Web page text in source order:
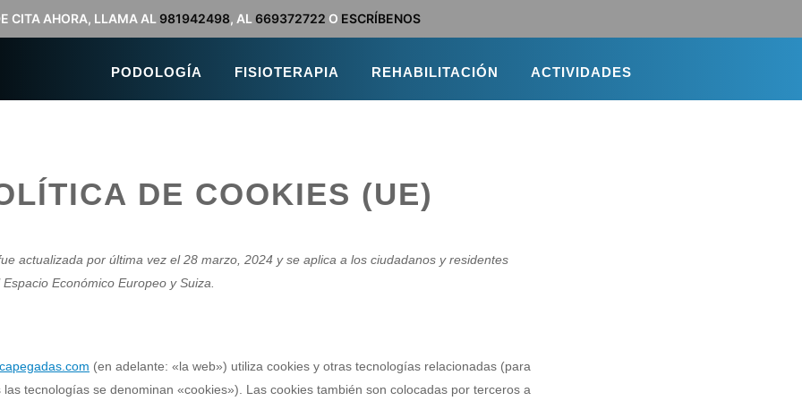
CITA AHORA, LLAMA AL 981942498, AL 669372722 O ESCRÍBENOS
PODOLOGÍA FISIOTERAPIA REHABILITACIÓN ACTIVIDADES
DE COOKIES (UE)
actualizada por última vez el 28 marzo, 2024 y se aplica a los ciudadanos y residentes
Económico Europeo y Suiza.
(en adelante: «la web») utiliza cookies y otras tecnologías relacionadas (para
tecnologías se denominan «cookies»). Las cookies también son colocadas por terceros a